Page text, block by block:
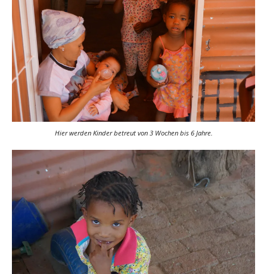
Hier werden Kinder betreut von 3 Wochen bis 6 Jahre.